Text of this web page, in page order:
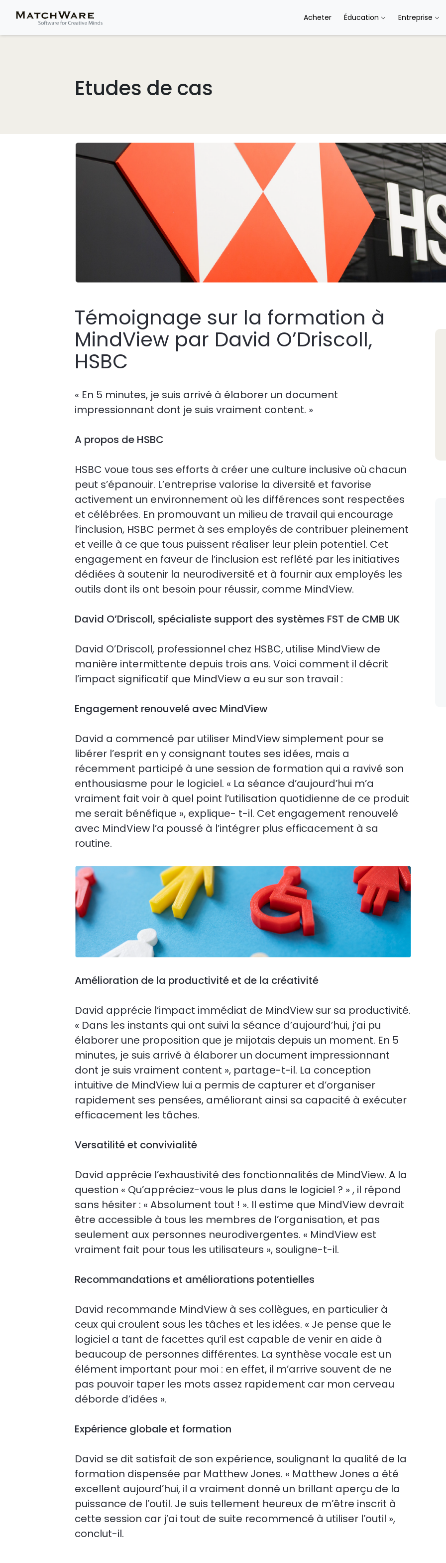
Acheter Éducation Entreprise
Etudes de cas
Témoignage sur la formation à
MindView par David O’Driscoll,
HSBC
« En 5 minutes, je suis arrivé à élaborer un document
impressionnant dont je suis vraiment content. »
A propos de HSBC
HSBC voue tous ses efforts à créer une culture inclusive où chacun
peut s’épanouir. L’entreprise valorise la diversité et favorise
activement un environnement où les différences sont respectées
et célébrées. En promouvant un milieu de travail qui encourage
l’inclusion, HSBC permet à ses employés de contribuer pleinement
et veille à ce que tous puissent réaliser leur plein potentiel. Cet
engagement en faveur de l’inclusion est reflété par les initiatives
dédiées à soutenir la neurodiversité et à fournir aux employés les
outils dont ils ont besoin pour réussir, comme MindView.
David O’Driscoll, spécialiste support des systèmes FST de CMB UK
David O’Driscoll, professionnel chez HSBC, utilise MindView de
manière intermittente depuis trois ans. Voici comment il décrit
l’impact significatif que MindView a eu sur son travail :
Engagement renouvelé avec MindView
David a commencé par utiliser MindView simplement pour se
libérer l’esprit en y consignant toutes ses idées, mais a
récemment participé à une session de formation qui a ravivé son
enthousiasme pour le logiciel. « La séance d’aujourd’hui m’a
vraiment fait voir à quel point l’utilisation quotidienne de ce produit
me serait bénéfique », explique- t-il. Cet engagement renouvelé
avec MindView l’a poussé à l’intégrer plus efficacement à sa
routine.
Amélioration de la productivité et de la créativité
David apprécie l’impact immédiat de MindView sur sa productivité.
« Dans les instants qui ont suivi la séance d’aujourd’hui, j’ai pu
élaborer une proposition que je mijotais depuis un moment. En 5
minutes, je suis arrivé à élaborer un document impressionnant
dont je suis vraiment content », partage-t-il. La conception
intuitive de MindView lui a permis de capturer et d’organiser
rapidement ses pensées, améliorant ainsi sa capacité à exécuter
efficacement les tâches.
Versatilité et convivialité
David apprécie l’exhaustivité des fonctionnalités de MindView. A la
question « Qu’appréciez-vous le plus dans le logiciel ? » , il répond
sans hésiter : « Absolument tout ! ». Il estime que MindView devrait
être accessible à tous les membres de l’organisation, et pas
seulement aux personnes neurodivergentes. « MindView est
vraiment fait pour tous les utilisateurs », souligne-t-il.
Recommandations et améliorations potentielles
David recommande MindView à ses collègues, en particulier à
ceux qui croulent sous les tâches et les idées. « Je pense que le
logiciel a tant de facettes qu’il est capable de venir en aide à
beaucoup de personnes différentes. La synthèse vocale est un
élément important pour moi : en effet, il m’arrive souvent de ne
pas pouvoir taper les mots assez rapidement car mon cerveau
déborde d’idées ».
Expérience globale et formation
David se dit satisfait de son expérience, soulignant la qualité de la
formation dispensée par Matthew Jones. « Matthew Jones a été
excellent aujourd’hui, il a vraiment donné un brillant aperçu de la
puissance de l’outil. Je suis tellement heureux de m’être inscrit à
cette session car j’ai tout de suite recommencé à utiliser l’outil »,
conclut-il.